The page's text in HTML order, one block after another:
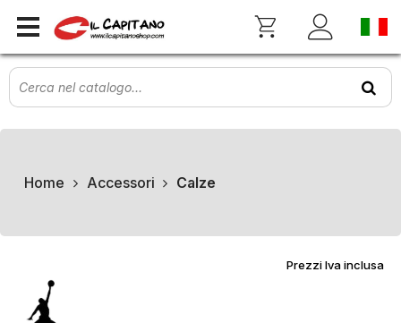
Home Accessori Calze
Prezzi Iva inclusa